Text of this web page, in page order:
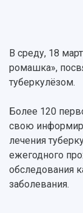
НАЗАД
Об
Ключевые
Рейтинги
Руководство
Новости
Бортжурнал
Объявления
События
СМИ об
Пресс-центр
Образование
Формы
Учебные
Научно-
Научные
Подготовка
Конкурс на
работников
Научно-
В среду, 18
ромашка»,
туберкулёзом.
Более 120
свою
лечения
ежегодного
обследования
заболевания.